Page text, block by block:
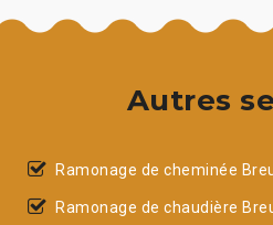
Autres
Ramonage de cheminée
Ramonage de chaudière